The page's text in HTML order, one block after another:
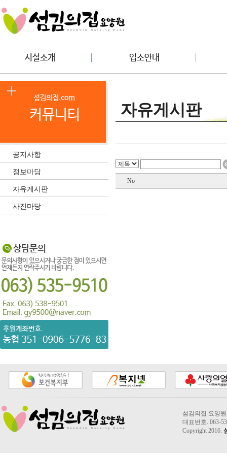
공지사항
정보마당
자유게시판
사진마당
자유게시판
No
섬김의집 요양
대표번호. 063-
Copyright 2016.